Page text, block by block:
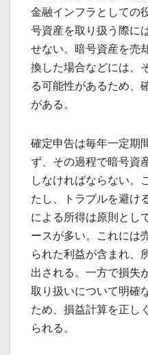
金融インフラとしての
号資産を取り扱う際に
せない。暗号資産を売
換した場合などには、
る可能性があるため、
がある。
確定申告は毎年一定期
ず、その過程で暗号資
しなければならない。
たし、トラブルを避け
による所得は原則とし
ースが多い。これには
られた利益が含まれ、
出される。一方で損失
取り扱いについて明確
ため、損益計算を正し
られる。